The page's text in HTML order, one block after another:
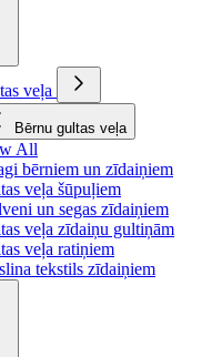
veļa
Bērnu gultas veļa
All
bērniem un zīdaiņiem
veļa šūpuļiem
un segas zīdaiņiem
veļa zīdaiņu gultiņām
veļa ratiņiem
tekstils zīdaiņiem